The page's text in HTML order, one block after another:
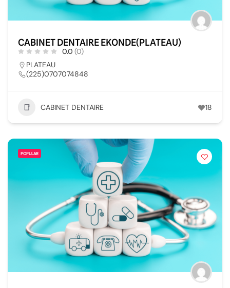
CABINET DENTAIRE EKONDE(PLATEAU)
0.0 (0)
PLATEAU
(225)0707074848
CABINET DENTAIRE 18
POPULAR